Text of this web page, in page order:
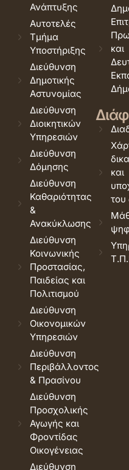
Ανάπτυξης
Αυτοτελές
Τμήμα
Υποστήριξης
Διεύθυνση
Δημοτικής
Αστυνομίας
Διεύθυνση
Διοικητικών
Υπηρεσιών
Διεύθυνση
Δόμησης
Διεύθυνση
Καθαριότητας
&
Ανακύκλωσης
Διεύθυνση
Κοινωνικής
Προστασίας,
Παιδείας και
Πολιτισμού
Διεύθυνση
Οικονομικών
Υπηρεσιών
Διεύθυνση
Περιβάλλοντος
& Πρασίνου
Διεύθυνση
Προσχολικής
Αγωγής και
Φροντίδας
Οικογένειας
Διεύθυνση
και
και
του